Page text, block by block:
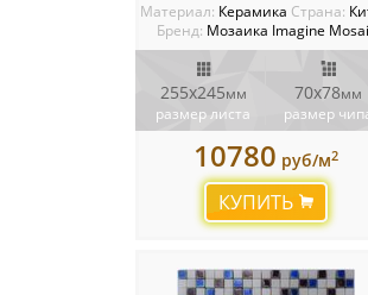
Материал: Керамика Cтрана:
Бренд: Мозаика Imagine
255x245мм
размер листа
70x78мм
размер
10780 руб/м2
КУПИТЬ